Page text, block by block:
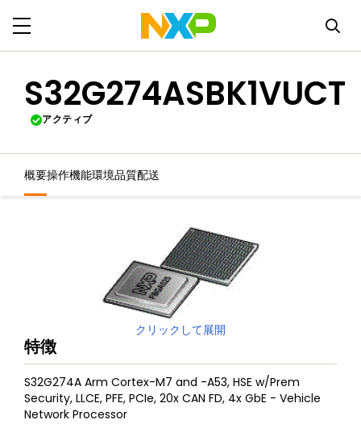
S32G274ASBK1VUCT
アクティブ
概要操作機能環境品質配送
クリックして展開
特徴
S32G274A Arm Cortex-M7 and -A53, HSE w/Prem
Security, LLCE, PFE, PCIe, 20x CAN FD, 4x GbE - Vehicle
Network Processor